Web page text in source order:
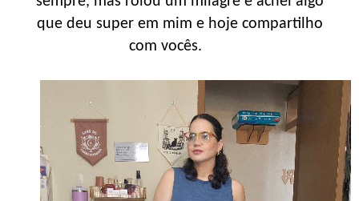
que deu super em mim e hoje compartilho
com vocês.